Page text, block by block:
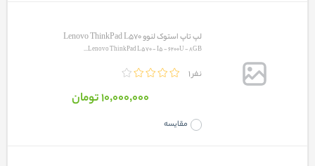
لپ تاپ استوک لنوو Lenovo ThinkPad L570
Lenovo ThinkPad L570 - I5 - 6200U - 8GB...
1 نفر
مقایسه
10٬000٬000 تومان